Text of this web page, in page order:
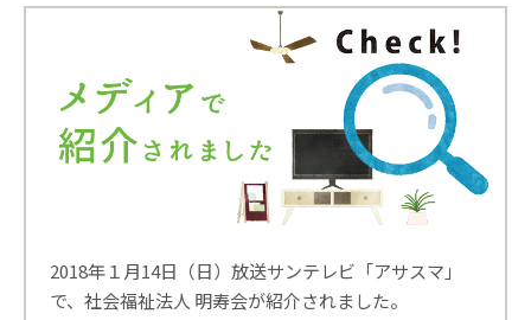
2018年１月14日（日）放送サンテレビ「アサスマ」
で、社会福祉法人 明寿会が紹介されました。